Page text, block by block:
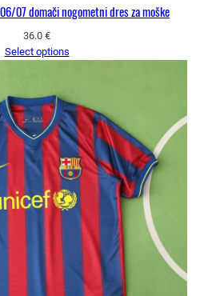
07 domači nogometni dres za moške
36.0 €
Select options